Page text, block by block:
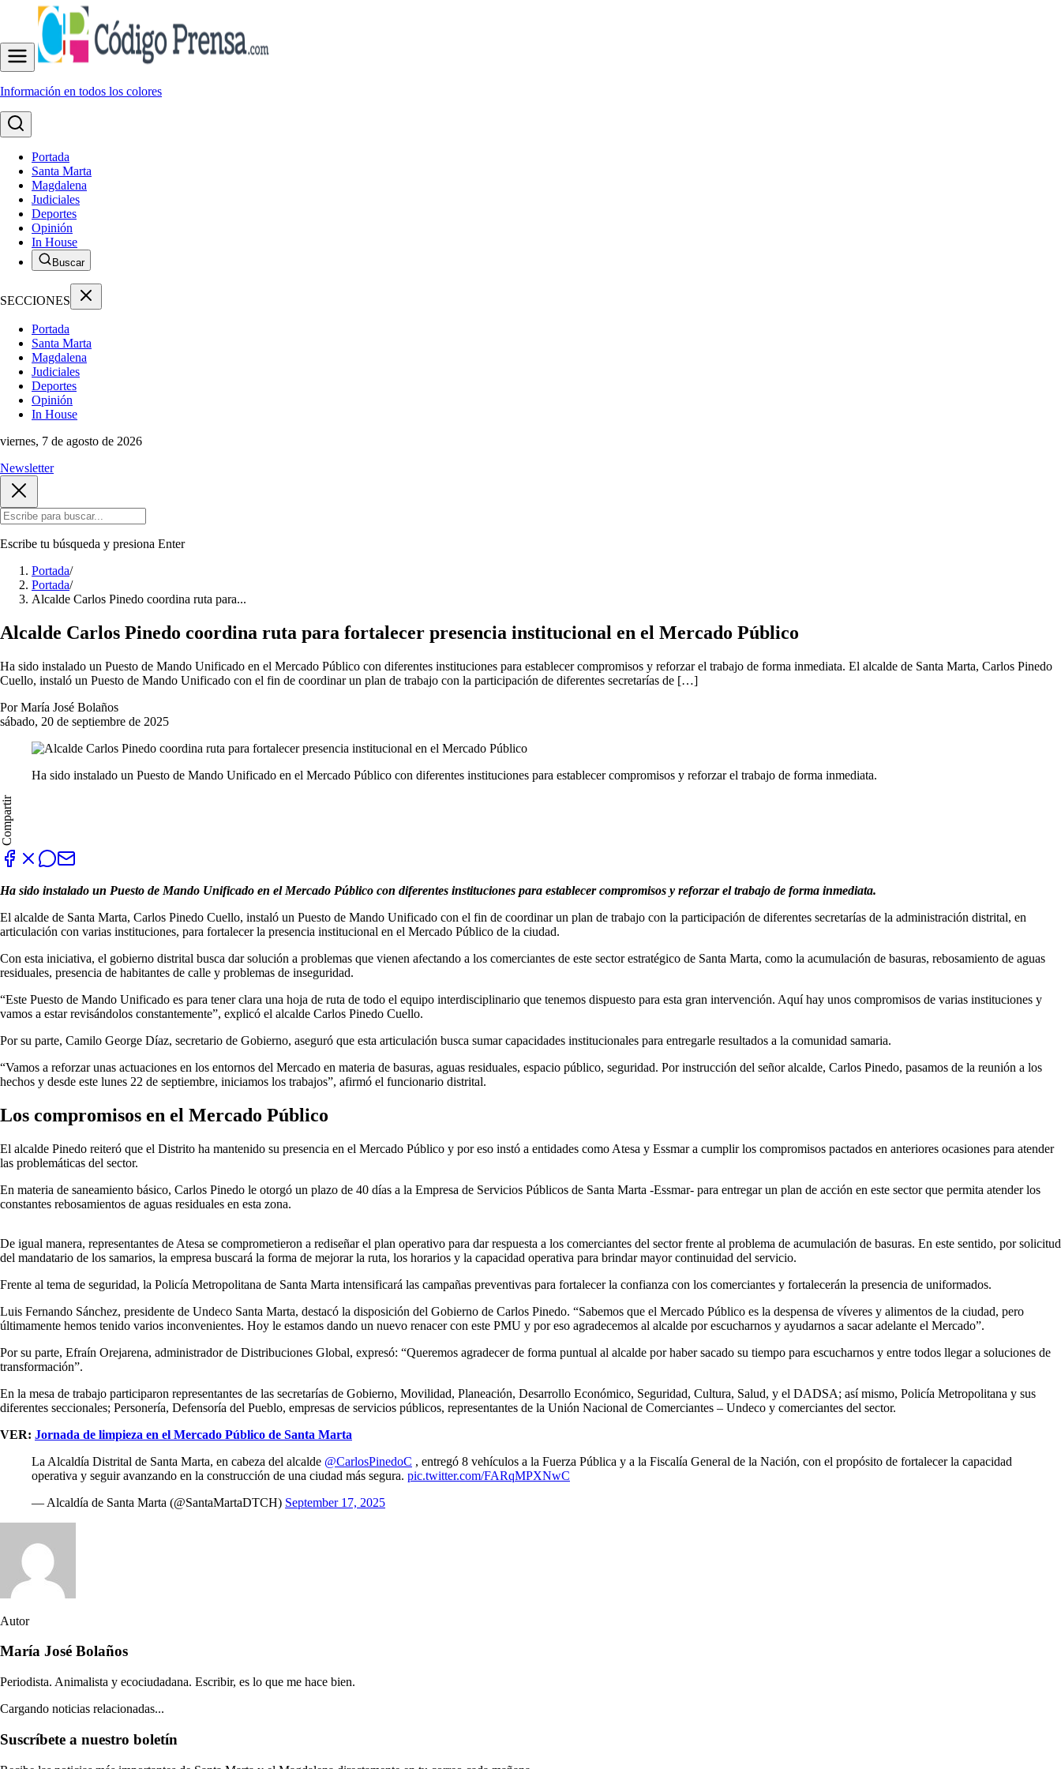
Información en todos los colores
Portada
Santa Marta
Magdalena
Judiciales
Deportes
Opinión
In House
Buscar
SECCIONES
Portada
Santa Marta
Magdalena
Judiciales
Deportes
Opinión
In House
viernes, 7 de agosto de 2026
Newsletter
Escribe tu búsqueda y presiona Enter
Portada/
Portada/
Alcalde Carlos Pinedo coordina ruta para...
Alcalde Carlos Pinedo coordina ruta para fortalecer presencia institucional en el Mercado Público
Ha sido instalado un Puesto de Mando Unificado en el Mercado Público con diferentes instituciones para establecer compromisos y reforzar el trabajo de forma inmediata. El alcalde de Santa Marta, Carlos Pinedo
Cuello, instaló un Puesto de Mando Unificado con el fin de coordinar un plan de trabajo con la participación de diferentes secretarías de […]
Por María José Bolaños
sábado, 20 de septiembre de 2025
Ha sido instalado un Puesto de Mando Unificado en el Mercado Público con diferentes instituciones para establecer compromisos y reforzar el trabajo de forma inmediata.
Compartir
Ha sido instalado un Puesto de Mando Unificado en el Mercado Público con diferentes instituciones para establecer compromisos y reforzar el trabajo de forma inmediata.
El alcalde de Santa Marta, Carlos Pinedo Cuello, instaló un Puesto de Mando Unificado con el fin de coordinar un plan de trabajo con la participación de diferentes secretarías de la administración distrital, en
articulación con varias instituciones, para fortalecer la presencia institucional en el Mercado Público de la ciudad.
Con esta iniciativa, el gobierno distrital busca dar solución a problemas que vienen afectando a los comerciantes de este sector estratégico de Santa Marta, como la acumulación de basuras, rebosamiento de aguas
residuales, presencia de habitantes de calle y problemas de inseguridad.
“Este Puesto de Mando Unificado es para tener clara una hoja de ruta de todo el equipo interdisciplinario que tenemos dispuesto para esta gran intervención. Aquí hay unos compromisos de varias instituciones y
vamos a estar revisándolos constantemente”, explicó el alcalde Carlos Pinedo Cuello.
Por su parte, Camilo George Díaz, secretario de Gobierno, aseguró que esta articulación busca sumar capacidades institucionales para entregarle resultados a la comunidad samaria.
“Vamos a reforzar unas actuaciones en los entornos del Mercado en materia de basuras, aguas residuales, espacio público, seguridad. Por instrucción del señor alcalde, Carlos Pinedo, pasamos de la reunión a los
hechos y desde este lunes 22 de septiembre, iniciamos los trabajos”, afirmó el funcionario distrital.
Los compromisos en el Mercado Público
El alcalde Pinedo reiteró que el Distrito ha mantenido su presencia en el Mercado Público y por eso instó a entidades como Atesa y Essmar a cumplir los compromisos pactados en anteriores ocasiones para atender
las problemáticas del sector.
En materia de saneamiento básico, Carlos Pinedo le otorgó un plazo de 40 días a la Empresa de Servicios Públicos de Santa Marta -Essmar- para entregar un plan de acción en este sector que permita atender los
constantes rebosamientos de aguas residuales en esta zona.
De igual manera, representantes de Atesa se comprometieron a rediseñar el plan operativo para dar respuesta a los comerciantes del sector frente al problema de acumulación de basuras. En este sentido, por solicitud
del mandatario de los samarios, la empresa buscará la forma de mejorar la ruta, los horarios y la capacidad operativa para brindar mayor continuidad del servicio.
Frente al tema de seguridad, la Policía Metropolitana de Santa Marta intensificará las campañas preventivas para fortalecer la confianza con los comerciantes y fortalecerán la presencia de uniformados.
Luis Fernando Sánchez, presidente de Undeco Santa Marta, destacó la disposición del Gobierno de Carlos Pinedo. “Sabemos que el Mercado Público es la despensa de víveres y alimentos de la ciudad, pero
últimamente hemos tenido varios inconvenientes. Hoy le estamos dando un nuevo renacer con este PMU y por eso agradecemos al alcalde por escucharnos y ayudarnos a sacar adelante el Mercado”.
Por su parte, Efraín Orejarena, administrador de Distribuciones Global, expresó: “Queremos agradecer de forma puntual al alcalde por haber sacado su tiempo para escucharnos y entre todos llegar a soluciones de
transformación”.
En la mesa de trabajo participaron representantes de las secretarías de Gobierno, Movilidad, Planeación, Desarrollo Económico, Seguridad, Cultura, Salud, y el DADSA; así mismo, Policía Metropolitana y sus
diferentes seccionales; Personería, Defensoría del Pueblo, empresas de servicios públicos, representantes de la Unión Nacional de Comerciantes – Undeco y comerciantes del sector.
VER: Jornada de limpieza en el Mercado Público de Santa Marta
La Alcaldía Distrital de Santa Marta, en cabeza del alcalde @CarlosPinedoC , entregó 8 vehículos a la Fuerza Pública y a la Fiscalía General de la Nación, con el propósito de fortalecer la capacidad
operativa y seguir avanzando en la construcción de una ciudad más segura. pic.twitter.com/FARqMPXNwC
— Alcaldía de Santa Marta (@SantaMartaDTCH) September 17, 2025
Autor
María José Bolaños
Periodista. Animalista y ecociudadana. Escribir, es lo que me hace bien.
Cargando noticias relacionadas...
Suscríbete a nuestro boletín